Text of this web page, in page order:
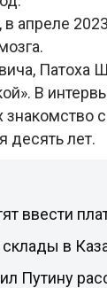
апреле
Патоха
В
знакомство
десять лет.
ввести
в
Путину